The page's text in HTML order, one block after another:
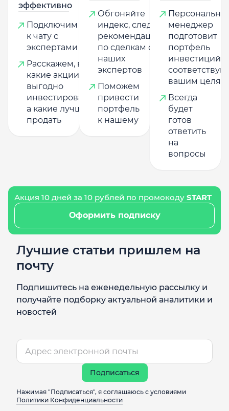
эффективно
Подключим
к чату с
экспертами
Расскажем, в
какие акции
выгодно
инвестировать,
а какие лучше
продать
Обгоняйте
индекс, следуя
рекомендациям
по сделкам от
наших
экспертов
Поможем
привести
портфель
к нашему
менеджер
подготовит
портфель
инвестиций,
вашим целям
Всегда
будет
готов
ответить
на
вопросы
Акция 10 дней за 10 рублей по промокоду START
Оформить подписку
Лучшие статьи пришлем на
почту
Подпишитесь на еженедельную рассылку и
получайте подборку актуальной аналитики и
новостей
Подписаться
Нажимая "Подписаться", я соглашаюсь с условиями
Политики Конфиденциальности